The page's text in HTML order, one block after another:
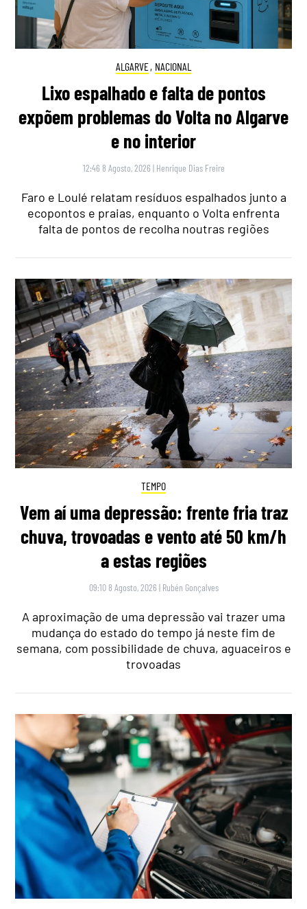
ALGARVE, NACIONAL
Lixo espalhado e falta de pontos
expõem problemas do Volta no Algarve
e no interior
12:46 8 Agosto, 2026 | Henrique Dias Freire
Faro e Loulé relatam resíduos espalhados junto a
ecopontos e praias, enquanto o Volta enfrenta
falta de pontos de recolha noutras regiões
TEMPO
Vem aí uma depressão: frente fria traz
chuva, trovoadas e vento até 50 km/h
a estas regiões
09:10 8 Agosto, 2026 | Rubén Gonçalves
A aproximação de uma depressão vai trazer uma
mudança do estado do tempo já neste fim de
semana, com possibilidade de chuva, aguaceiros e
trovoadas